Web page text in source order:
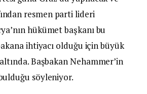
resmen parti lideri
hükümet başkanı bu
ihtiyacı olduğu için büyük
Başbakan Nehammer’in
söyleniyor.